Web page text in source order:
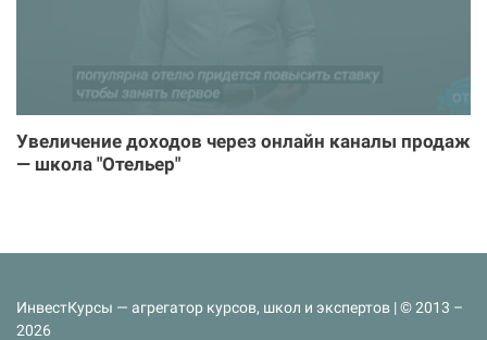
Увеличение доходов через онлайн каналы продаж
— школа "Отельер"
ИнвестКурсы — агрегатор курсов, школ и экспертов | © 2013 –
2026